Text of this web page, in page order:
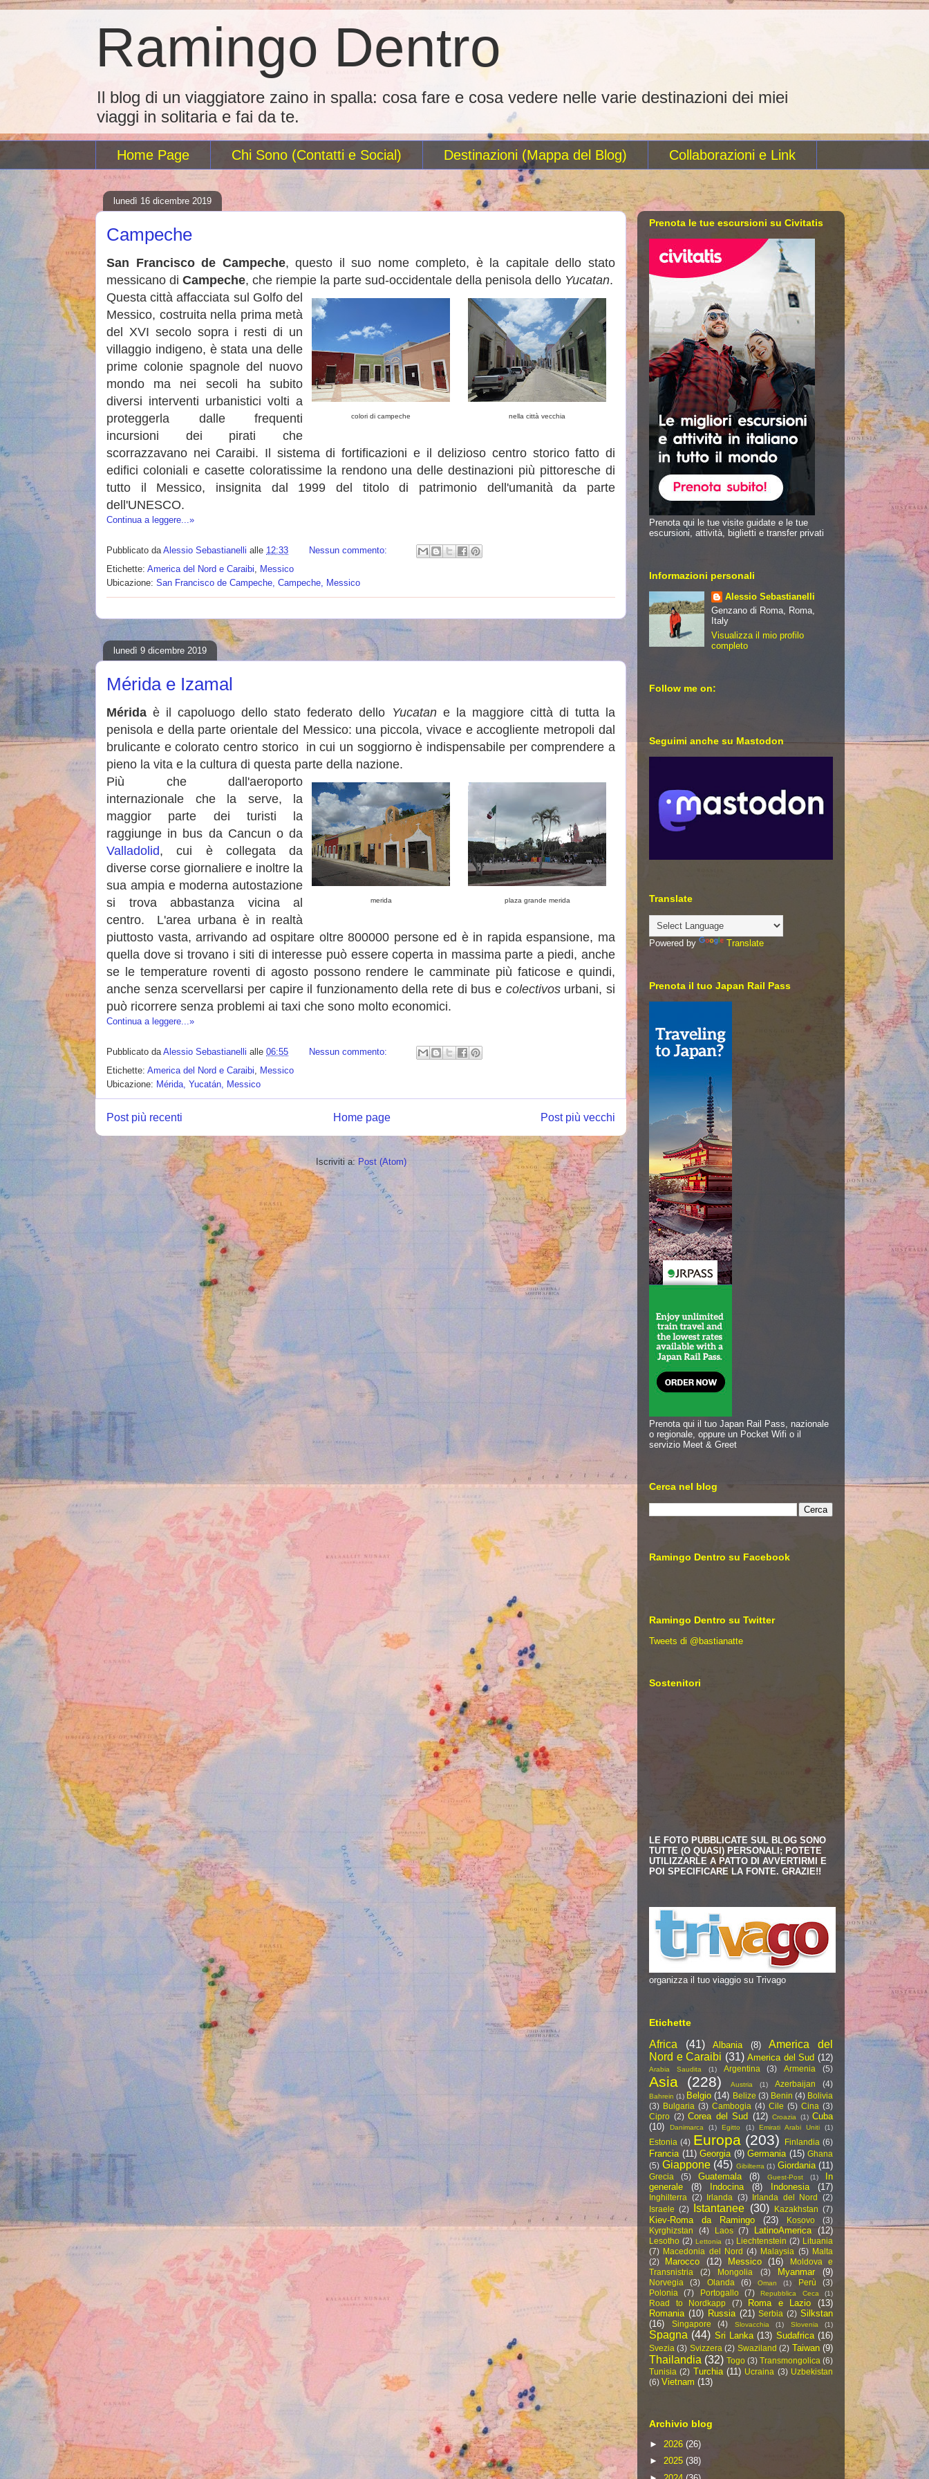
Ramingo Dentro
Il blog di un viaggiatore zaino in spalla: cosa fare e cosa vedere nelle varie destinazioni dei miei
viaggi in solitaria e fai da te.
Home Page Chi Sono (Contatti e Social) Destinazioni (Mappa del Blog) Collaborazioni e Link
lunedì 16 dicembre 2019
Campeche
San Francisco de Campeche, questo il suo nome completo, è la capitale dello stato
messicano di Campeche, che riempie la parte sud-occidentale della penisola dello Yucatan.
nella città vecchia
colori di campeche
Questa città affacciata sul Golfo del
Messico, costruita nella prima metà
del XVI secolo sopra i resti di un
villaggio indigeno, è stata una delle
prime colonie spagnole del nuovo
mondo ma nei secoli ha subito
diversi interventi urbanistici volti a
proteggerla dalle frequenti
incursioni dei pirati che
scorrazzavano nei Caraibi. Il sistema di fortificazioni e il delizioso centro storico fatto di
edifici coloniali e casette coloratissime la rendono una delle destinazioni più pittoresche di
tutto il Messico, insignita dal 1999 del titolo di patrimonio dell'umanità da parte
dell'UNESCO.
Continua a leggere...»
Pubblicato daAlessio Sebastianelli alle 12:33
Nessun commento:
Etichette: America del Nord e Caraibi, Messico
Ubicazione: San Francisco de Campeche, Campeche, Messico
lunedì 9 dicembre 2019
Mérida e Izamal
Mérida è il capoluogo dello stato federato dello Yucatane la maggiore città di tutta la
penisola e della parte orientale del Messico: una piccola, vivace e accogliente metropoli dal
brulicante e colorato centro storico in cui un soggiorno è indispensabile per comprendere a
pieno la vita e la cultura di questa parte della nazione.
plaza grande merida
merida
Più che dall'aeroporto
internazionale che la serve, la
maggior parte dei turisti la
raggiunge in bus da Cancun o da
Valladolid, cui è collegata da
diverse corse giornaliere e inoltre la
sua ampia e moderna autostazione
si trova abbastanza vicina al
centro. L'area urbana è in realtà
piuttosto vasta, arrivando ad ospitare oltre 800000 persone ed è in rapida espansione, ma
quella dove si trovano i siti di interesse può essere coperta in massima parte a piedi, anche
se le temperature roventi di agosto possono rendere le camminate più faticose e quindi,
anche senza scervellarsi per capire il funzionamento della rete di bus e colectivosurbani, si
può ricorrere senza problemi ai taxi che sono molto economici.
Continua a leggere...»
Pubblicato daAlessio Sebastianelli alle 06:55
Nessun commento:
Etichette: America del Nord e Caraibi, Messico
Ubicazione: Mérida, Yucatán, Messico
Post più recenti Post più vecchi
Home page
Iscriviti a: Post (Atom)
Prenota le tue escursioni su Civitatis
Prenota qui le tue visite guidate e le tue
escursioni, attività, biglietti e transfer privati
Informazioni personali
Alessio Sebastianelli
Genzano di Roma, Roma,
Italy
Visualizza il mio profilo
completo
Follow me on:
Seguimi anche su Mastodon
Translate
Powered by Translate
Prenota il tuo Japan Rail Pass
Prenota qui il tuo Japan Rail Pass, nazionale
o regionale, oppure un Pocket Wifi o il
servizio Meet & Greet
Cerca nel blog
Ramingo Dentro su Facebook
Ramingo Dentro su Twitter
Tweets di @bastianatte
Sostenitori
LE FOTO PUBBLICATE SUL BLOG SONO
TUTTE (O QUASI) PERSONALI; POTETE
UTILIZZARLE A PATTO DI AVVERTIRMI E
POI SPECIFICARE LA FONTE. GRAZIE!!
organizza il tuo viaggio su Trivago
Etichette
Africa (41) Albania (8)
America del
Nord e Caraibi (31) America del Sud (12)
Arabia Saudita (1) Argentina (3) Armenia (5)
Asia (228) Austria (1) Azerbaijan (4)
Bahrein (1) Belgio (14) Belize (3) Benin (4) Bolivia
(3) Bulgaria (3) Cambogia (4) Cile (5) Cina (3)
Cipro (2) Corea del Sud (12) Croazia (1) Cuba
(10)
Danimarca (1) Egitto (1) Emirati Arabi Uniti (1)
Estonia (4) Europa (203) Finlandia (6)
Francia (11) Georgia (9) Germania (15) Ghana
(5) Giappone (45) Gibilterra (1) Giordania (11)
Grecia (5) Guatemala (8) Guest-Post (1)
In
generale
(8) Indocina (8) Indonesia (17)
Inghilterra (2) Irlanda (3) Irlanda del Nord
(2)
Israele (2) Istantanee (30) Kazakhstan (7)
Kiev-Roma da Ramingo (23) Kosovo
(3)
Kyrghizstan
(4) Laos (7) LatinoAmerica (12)
Lesotho (2) Lettonia (1) Liechtenstein (2) Lituania
(7) Macedonia del Nord (4) Malaysia (5) Malta
(2)
Marocco (12) Messico (16)
Moldova e
Transnistria
(2) Mongolia (3) Myanmar (9)
Norvegia (3) Olanda (6) Oman (1) Perù
(3)
Polonia
(7) Portogallo (7) Repubblica Ceca (1)
Road to Nordkapp (7) Roma e Lazio
(13)
Romania (10) Russia (21) Serbia (2) Silkstan
(16)
Singapore (4) Slovacchia (1) Slovenia (1)
Spagna (44) Sri Lanka (13) Sudafrica (16)
Svezia (3) Svizzera (2) Swaziland (2) Taiwan (9)
Thailandia (32) Togo (3) Transmongolica (6)
Tunisia (2) Turchia (11) Ucraina (3) Uzbekistan
(6) Vietnam (13)
Archivio blog
► 2026 (26)
► 2025 (38)